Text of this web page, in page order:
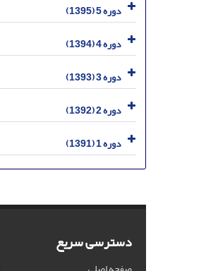
دوره 5 (1395)
دوره 4 (1394)
دوره 3 (1393)
دوره 2 (1392)
دوره 1 (1391)
دسترسی سریع